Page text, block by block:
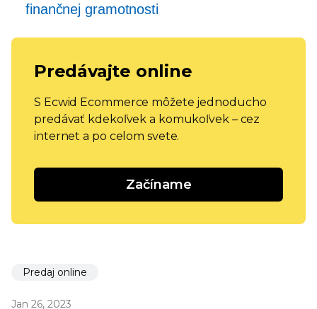
finančnej gramotnosti
Predávajte online
S Ecwid Ecommerce môžete jednoducho
predávať kdekoľvek a komukoľvek – cez
internet a po celom svete.
Začíname
Predaj online
Jan 26, 2023